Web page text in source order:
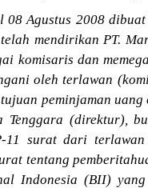
Agustus 2008
mendirikan PT.
komisaris dan
oleh terlawan
peminjaman uang
Tenggara (direktur),
11 surat dari
tentang
Indonesia (BII)